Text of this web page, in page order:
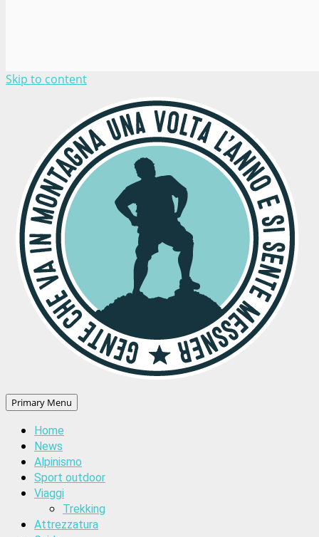
Skip to content
Primary Menu
Home
News
Alpinismo
Sport outdoor
Viaggi
Trekking
Attrezzatura